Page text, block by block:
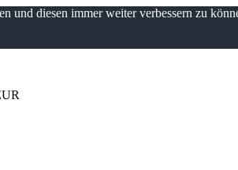
und diesen immer weiter verbessern zu